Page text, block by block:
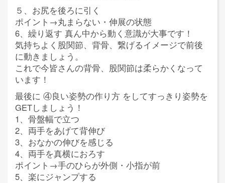
５、お尻を後ろに引く
ポイント→丸まらない・伸展の状態
6、繰り返す 真ん中から動く意識が大事です！
気持ちよく股関節、背骨、繋げるイメージで前後
に動きましょう。
これで今皆さんの背骨、股関節は柔らかくなって
います！
最後に ④良い姿勢の作り方 をしてすっきり姿勢を
GETしましょう！
1、骨盤幅で立つ
2、両手をあげて背伸び
3、おなかの伸びを感じる
4、両手を真横におろす
ポイント→手のひらが外側・小指が前
5、楽にジャンプする